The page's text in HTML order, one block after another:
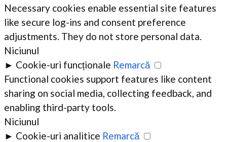
Necessary cookies enable essential site features
like secure log-ins and consent preference
adjustments. They do not store personal data.
Niciunul
► Cookie-uri funcționale Remarcă
Functional cookies support features like content
sharing on social media, collecting feedback, and
enabling third-party tools.
Niciunul
► Cookie-uri analitice Remarcă